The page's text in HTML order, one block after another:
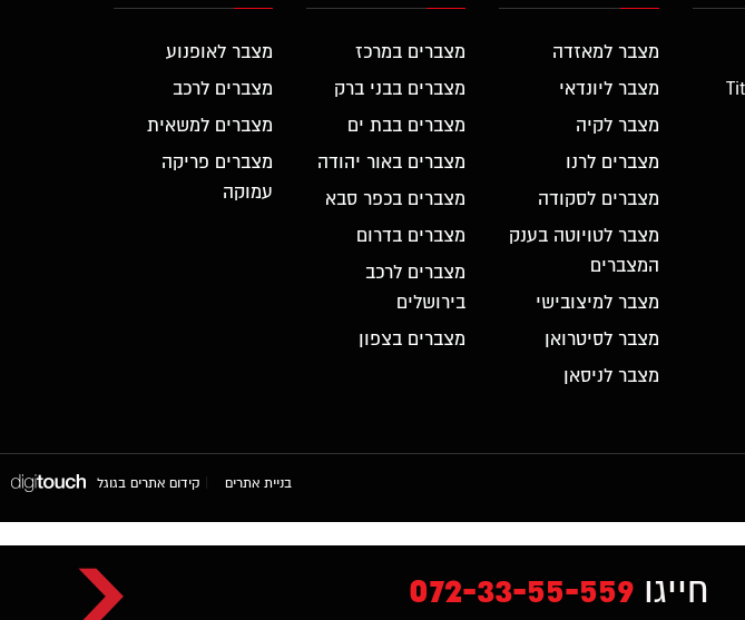
מצבר למאזדה
מצבר ליונדאי
מצבר לקיה
מצברים לרנו
מצברים לסקודה
מצבר לטויוטה בענק
המצברים
מצבר למיצובישי
מצבר לסיטרואן
מצבר לניסאן
מצברים במרכז
מצברים בבני ברק
מצברים בבת ים
מצברים באור יהודה
מצברים בכפר סבא
מצברים בדרום
מצברים לרכב
בירושלים
מצברים בצפון
מצבר לאופנוע
מצברים לרכב
מצברים למשאית
מצברים פריקה
עמוקה
בניית אתרים קידום אתרים בגוגל
חייגו 072-33-55-559